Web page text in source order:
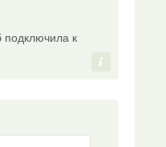
подключила к